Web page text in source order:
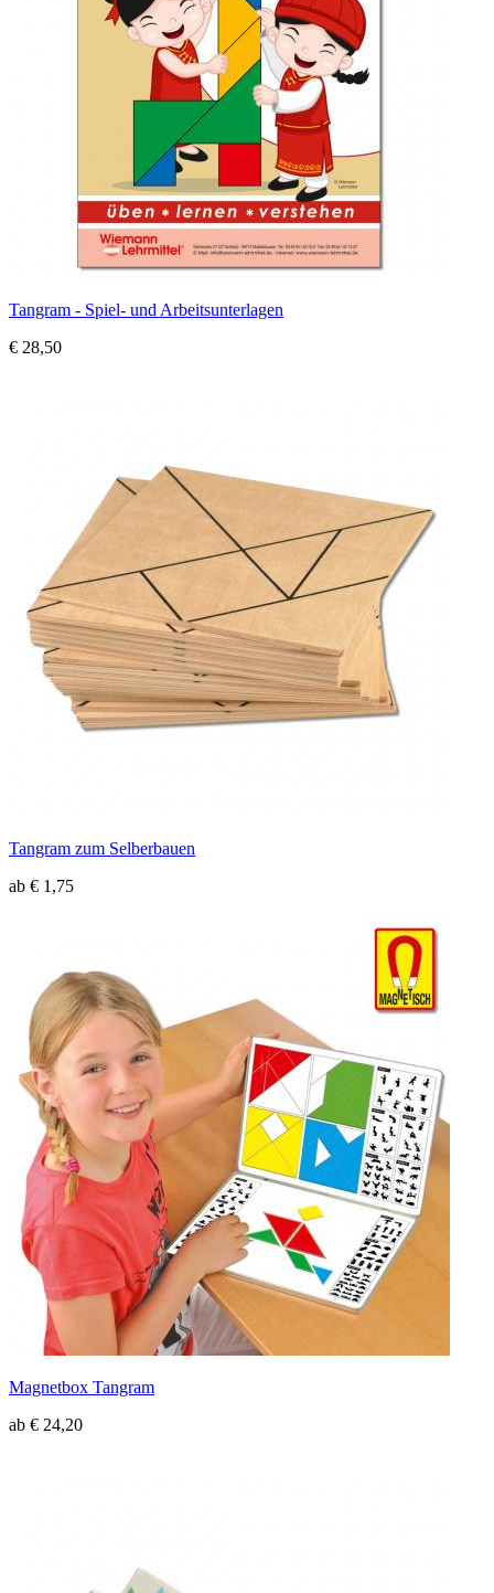
Tangram - Spiel- und Arbeitsunterlagen
€ 28,50
Tangram zum Selberbauen
ab € 1,75
Magnetbox Tangram
ab € 24,20